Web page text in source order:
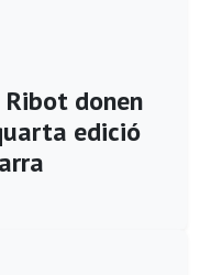
donen
edició